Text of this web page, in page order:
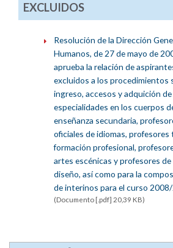
EXCLUIDOS
Resolución de la Dirección
Humanos, de 27 de mayo de
aprueba la relación de
excluidos a los procedimientos
ingreso, accesos y adquición
especialidades en los cuerpos
enseñanza secundaria,
oficiales de idiomas, profesores
formación profesional,
artes escénicas y profesores
diseño, así como para la
de interinos para el curso
(Documento [.pdf] 20,39 KB)